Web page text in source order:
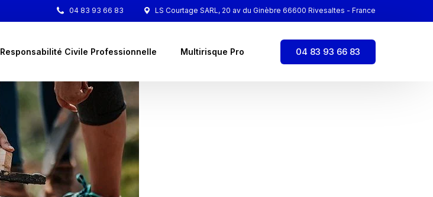
04 83 93 66 83 LS Courtage SARL, 20 av du Ginèbre 66600 Rivesaltes - France
Responsabilité Civile Professionnelle Multirisque Pro 04 83 93 66 83